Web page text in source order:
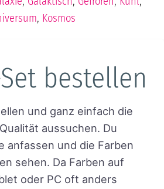
, Kosmos
bestellen
und ganz einfach die
aussuchen. Du
anfassen und die Farben
sehen. Da Farben auf
oder PC oft anders